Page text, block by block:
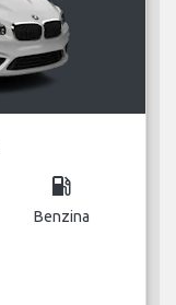
local_gas_station
Benzina